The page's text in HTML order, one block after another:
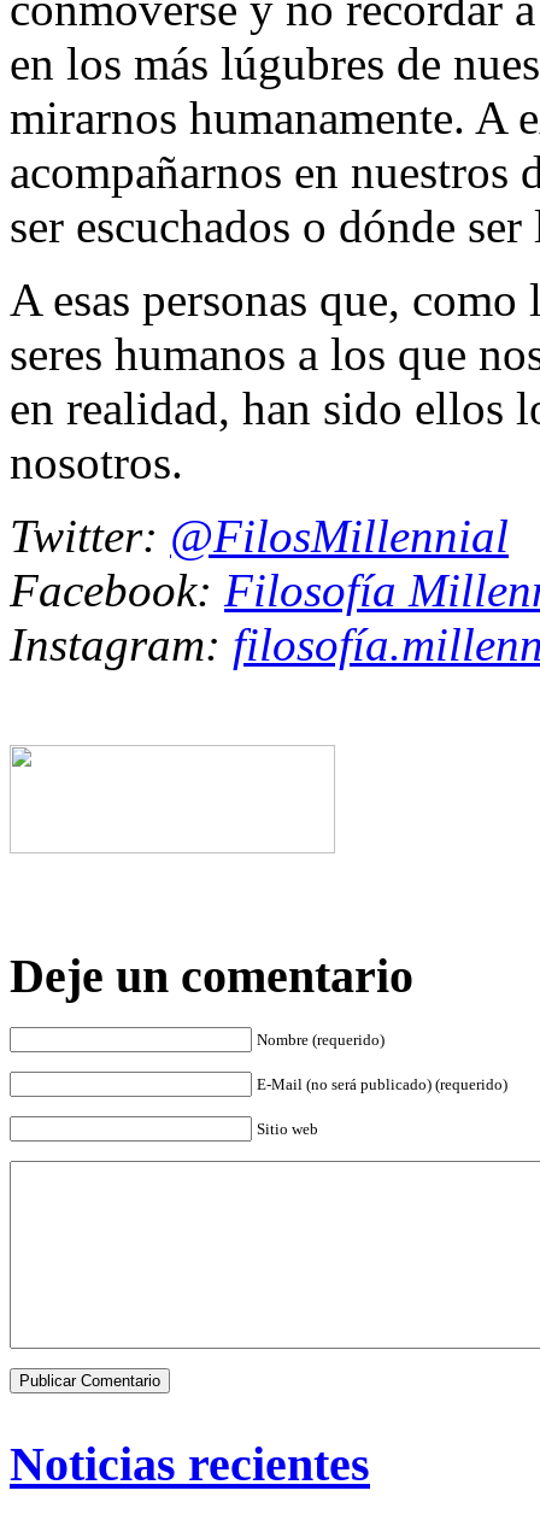
en los más lúgubres de
mirarnos humanamente. A
acompañarnos en nuestros
ser escuchados o dónde
A esas personas que, como
seres humanos a los que
en realidad, han sido ellos
nosotros.
Twitter: @FilosMillennial
Facebook: Filosofía
Instagram:
Deje un comentario
Nombre (requerido)
E-Mail (no será publicado) (requerido)
Sitio web
Noticias recientes